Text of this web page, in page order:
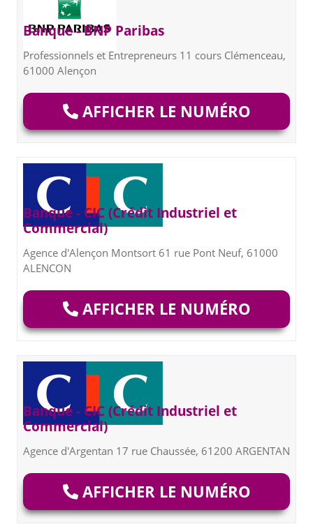
Banque - BNP Paribas
Professionnels et Entrepreneurs 11 cours Clémenceau,
61000 Alençon
AFFICHER LE NUMÉRO
Banque - CIC (Crédit Industriel et
Commercial)
Agence d'Alençon Montsort 61 rue Pont Neuf, 61000
ALENCON
AFFICHER LE NUMÉRO
Banque - CIC (Crédit Industriel et
Commercial)
Agence d'Argentan 17 rue Chaussée, 61200 ARGENTAN
AFFICHER LE NUMÉRO